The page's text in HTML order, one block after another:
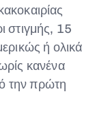
στιγμής, 15
ή ολικά
κανένα
την πρώτη